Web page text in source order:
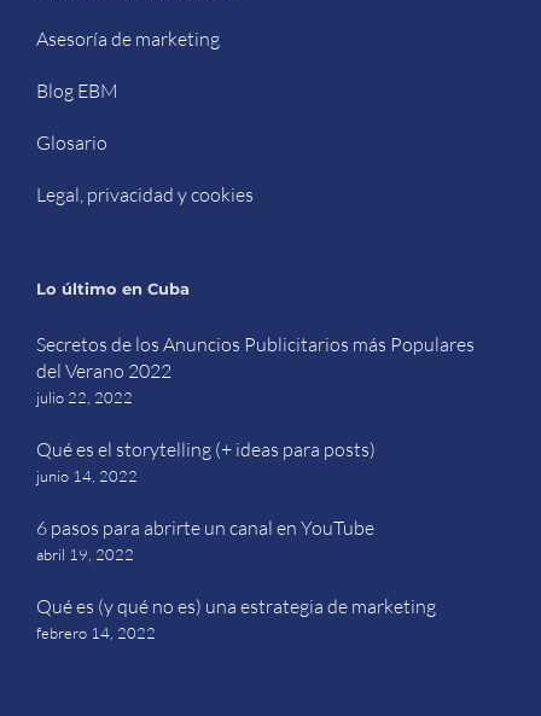
Asesoría de marketing
Blog EBM
Glosario
Legal, privacidad y cookies
Lo último en Cuba
Secretos de los Anuncios Publicitarios más Populares
del Verano 2022
julio 22, 2022
Qué es el storytelling (+ ideas para posts)
junio 14, 2022
6 pasos para abrirte un canal en YouTube
abril 19, 2022
Qué es (y qué no es) una estrategia de marketing
febrero 14, 2022